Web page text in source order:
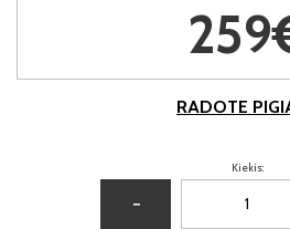
RADOTE
Kiekis:
−